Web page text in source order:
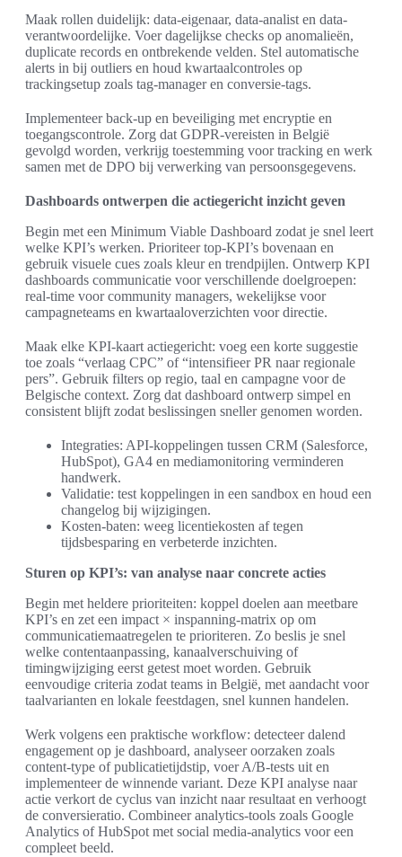
Maak rollen duidelijk: data-eigenaar, data-analist en data-
verantwoordelijke. Voer dagelijkse checks op anomalieën,
duplicate records en ontbrekende velden. Stel automatische
alerts in bij outliers en houd kwartaalcontroles op
trackingsetup zoals tag-manager en conversie-tags.
Implementeer back-up en beveiliging met encryptie en
toegangscontrole. Zorg dat GDPR-vereisten in België
gevolgd worden, verkrijg toestemming voor tracking en werk
samen met de DPO bij verwerking van persoonsgegevens.
Dashboards ontwerpen die actiegericht inzicht geven
Begin met een Minimum Viable Dashboard zodat je snel leert
welke KPI’s werken. Prioriteer top-KPI’s bovenaan en
gebruik visuele cues zoals kleur en trendpijlen. Ontwerp KPI
dashboards communicatie voor verschillende doelgroepen:
real-time voor community managers, wekelijkse voor
campagneteams en kwartaaloverzichten voor directie.
Maak elke KPI-kaart actiegericht: voeg een korte suggestie
toe zoals “verlaag CPC” of “intensifieer PR naar regionale
pers”. Gebruik filters op regio, taal en campagne voor de
Belgische context. Zorg dat dashboard ontwerp simpel en
consistent blijft zodat beslissingen sneller genomen worden.
Integraties: API-koppelingen tussen CRM (Salesforce,
HubSpot), GA4 en mediamonitoring verminderen
handwerk.
Validatie: test koppelingen in een sandbox en houd een
changelog bij wijzigingen.
Kosten-baten: weeg licentiekosten af tegen
tijdsbesparing en verbeterde inzichten.
Sturen op KPI’s: van analyse naar concrete acties
Begin met heldere prioriteiten: koppel doelen aan meetbare
KPI’s en zet een impact × inspanning-matrix op om
communicatiemaatregelen te prioriteren. Zo beslis je snel
welke contentaanpassing, kanaalverschuiving of
timingwijziging eerst getest moet worden. Gebruik
eenvoudige criteria zodat teams in België, met aandacht voor
taalvarianten en lokale feestdagen, snel kunnen handelen.
Werk volgens een praktische workflow: detecteer dalend
engagement op je dashboard, analyseer oorzaken zoals
content-type of publicatietijdstip, voer A/B-tests uit en
implementeer de winnende variant. Deze KPI analyse naar
actie verkort de cyclus van inzicht naar resultaat en verhoogt
de conversieratio. Combineer analytics-tools zoals Google
Analytics of HubSpot met social media-analytics voor een
compleet beeld.